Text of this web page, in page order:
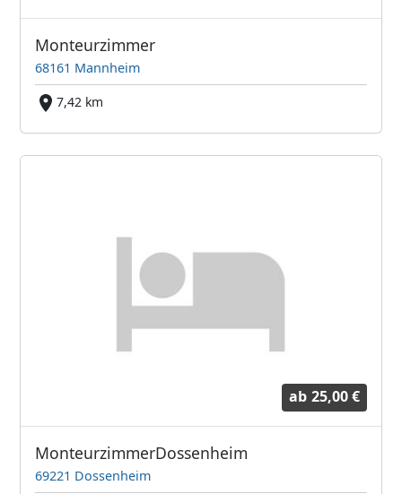
Monteurzimmer
68161 Mannheim
7,42 km
ab 25,00 €
MonteurzimmerDossenheim
69221 Dossenheim